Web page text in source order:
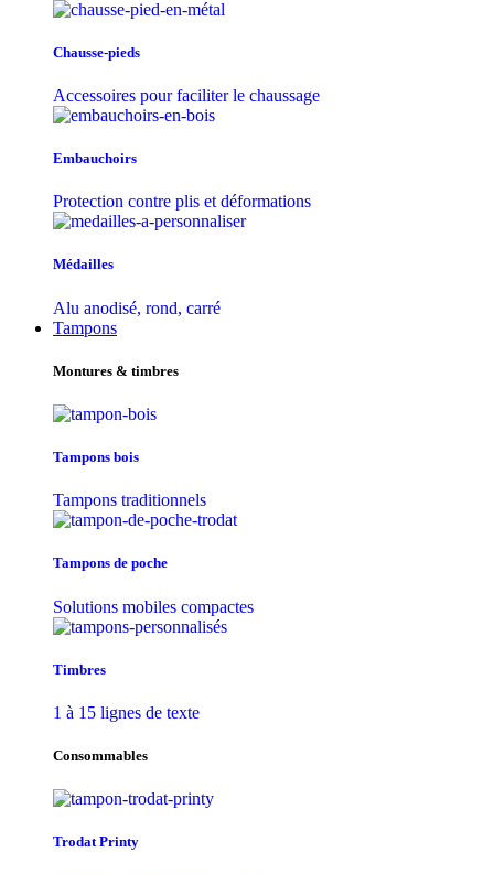
Chausse-pieds
Accessoires pour faciliter le chaussage
Embauchoirs
Protection contre plis et déformations
Médailles
Alu anodisé, rond, carré
Tampons
Montures & timbres
Tampons bois
Tampons traditionnels
Tampons de poche
Solutions mobiles compactes
Timbres
1 à 15 lignes de texte
Consommables
Trodat Printy